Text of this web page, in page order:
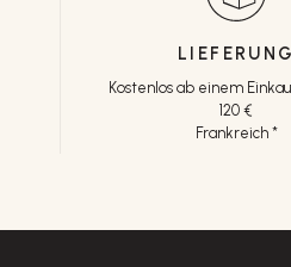
LIEFERUNG
Kostenlos ab einem
120 €
Frankreich *